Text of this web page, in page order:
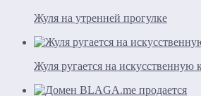
Жуля на утренней прогулке
Жуля ругается на искусственную